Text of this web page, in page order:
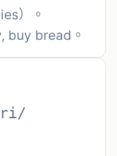
）。
buy bread。